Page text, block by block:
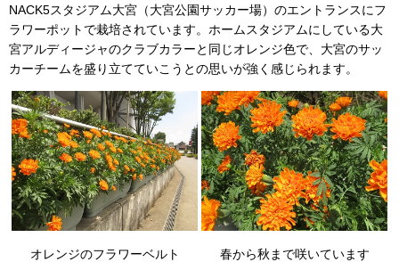
NACK5スタジアム大宮（大宮公園サッカー場）のエントランスにフ
ラワーポットで栽培されています。ホームスタジアムにしている大
宮アルディージャのクラブカラーと同じオレンジ色で、大宮のサッ
カーチームを盛り立てていこうとの思いが強く感じられます。
オレンジのフラワーベルト 春から秋まで咲いています